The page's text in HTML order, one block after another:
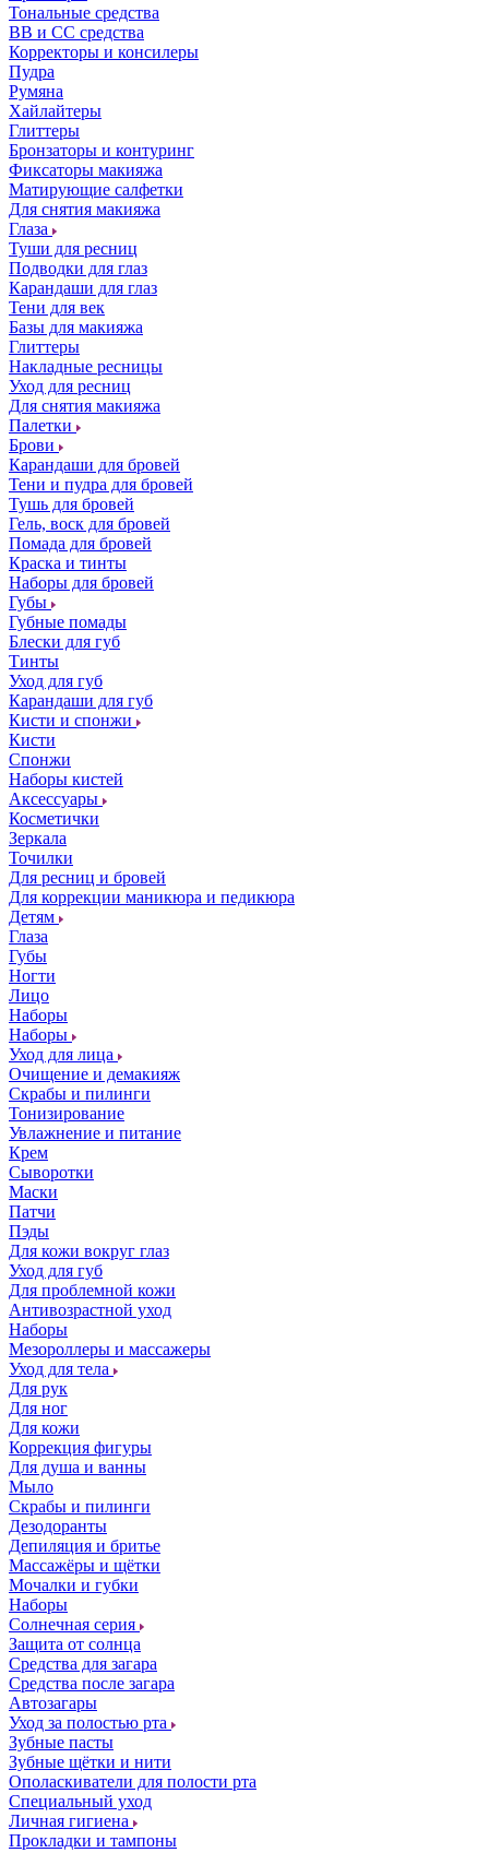
Тональные средства
ВВ и СС средства
Корректоры и консилеры
Пудра
Румяна
Хайлайтеры
Глиттеры
Бронзаторы и контуринг
Фиксаторы макияжа
Матирующие салфетки
Для снятия макияжа
Глаза
Туши для ресниц
Подводки для глаз
Карандаши для глаз
Тени для век
Базы для макияжа
Глиттеры
Накладные ресницы
Уход для ресниц
Для снятия макияжа
Палетки
Брови
Карандаши для бровей
Тени и пудра для бровей
Тушь для бровей
Гель, воск для бровей
Помада для бровей
Краска и тинты
Наборы для бровей
Губы
Губные помады
Блески для губ
Тинты
Уход для губ
Карандаши для губ
Кисти и спонжи
Кисти
Спонжи
Наборы кистей
Аксессуары
Косметички
Зеркала
Точилки
Для ресниц и бровей
Для коррекции маникюра и педикюра
Детям
Глаза
Губы
Ногти
Лицо
Наборы
Наборы
Уход для лица
Очищение и демакияж
Скрабы и пилинги
Тонизирование
Увлажнение и питание
Крем
Сыворотки
Маски
Патчи
Пэды
Для кожи вокруг глаз
Уход для губ
Для проблемной кожи
Антивозрастной уход
Наборы
Мезороллеры и массажеры
Уход для тела
Для рук
Для ног
Для кожи
Коррекция фигуры
Для душа и ванны
Мыло
Скрабы и пилинги
Дезодоранты
Депиляция и бритье
Массажёры и щётки
Мочалки и губки
Наборы
Солнечная серия
Защита от солнца
Средства для загара
Средства после загара
Автозагары
Уход за полостью рта
Зубные пасты
Зубные щётки и нити
Ополаскиватели для полости рта
Специальный уход
Личная гигиена
Прокладки и тампоны